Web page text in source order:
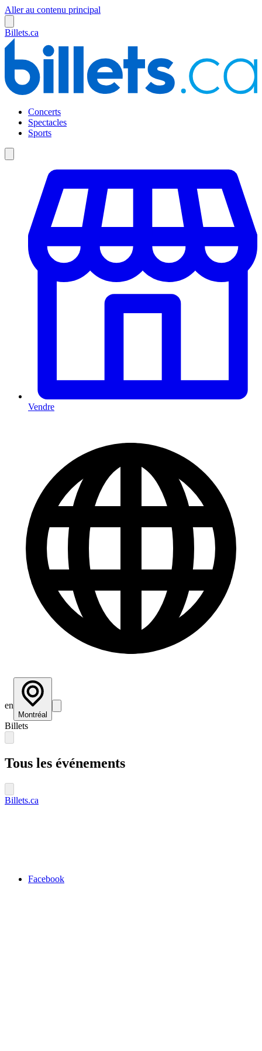
Aller au contenu principal
Billets.ca
Concerts
Spectacles
Sports
Vendre
en
Montréal
Billets
Tous les événements
Billets.ca
Facebook